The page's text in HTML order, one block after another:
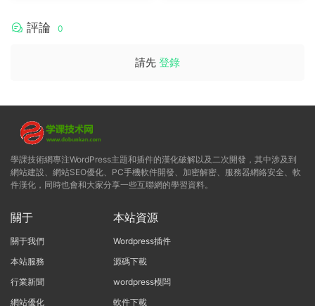
評論 0
請先 登錄
學課技術網專注WordPress主題和插件的漢化破解以及二次開發，其中涉及到
網站建設、網站SEO優化、PC手機軟件開發、加密解密、服務器網絡安全、軟
件漢化，同時也會和大家分享一些互聯網的學習資料。
關于
關于我們
本站服務
行業新聞
網站優化
本站資源
Wordpress插件
源碼下載
wordpress模闆
軟件下載